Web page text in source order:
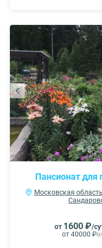
Пансионат
Московская
от 1600 ₽/
от 40000 ₽